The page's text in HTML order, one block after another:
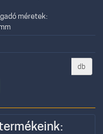
méretek:
db